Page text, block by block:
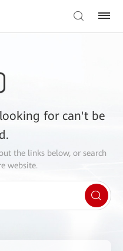
for can't be
the links below, or search
website.